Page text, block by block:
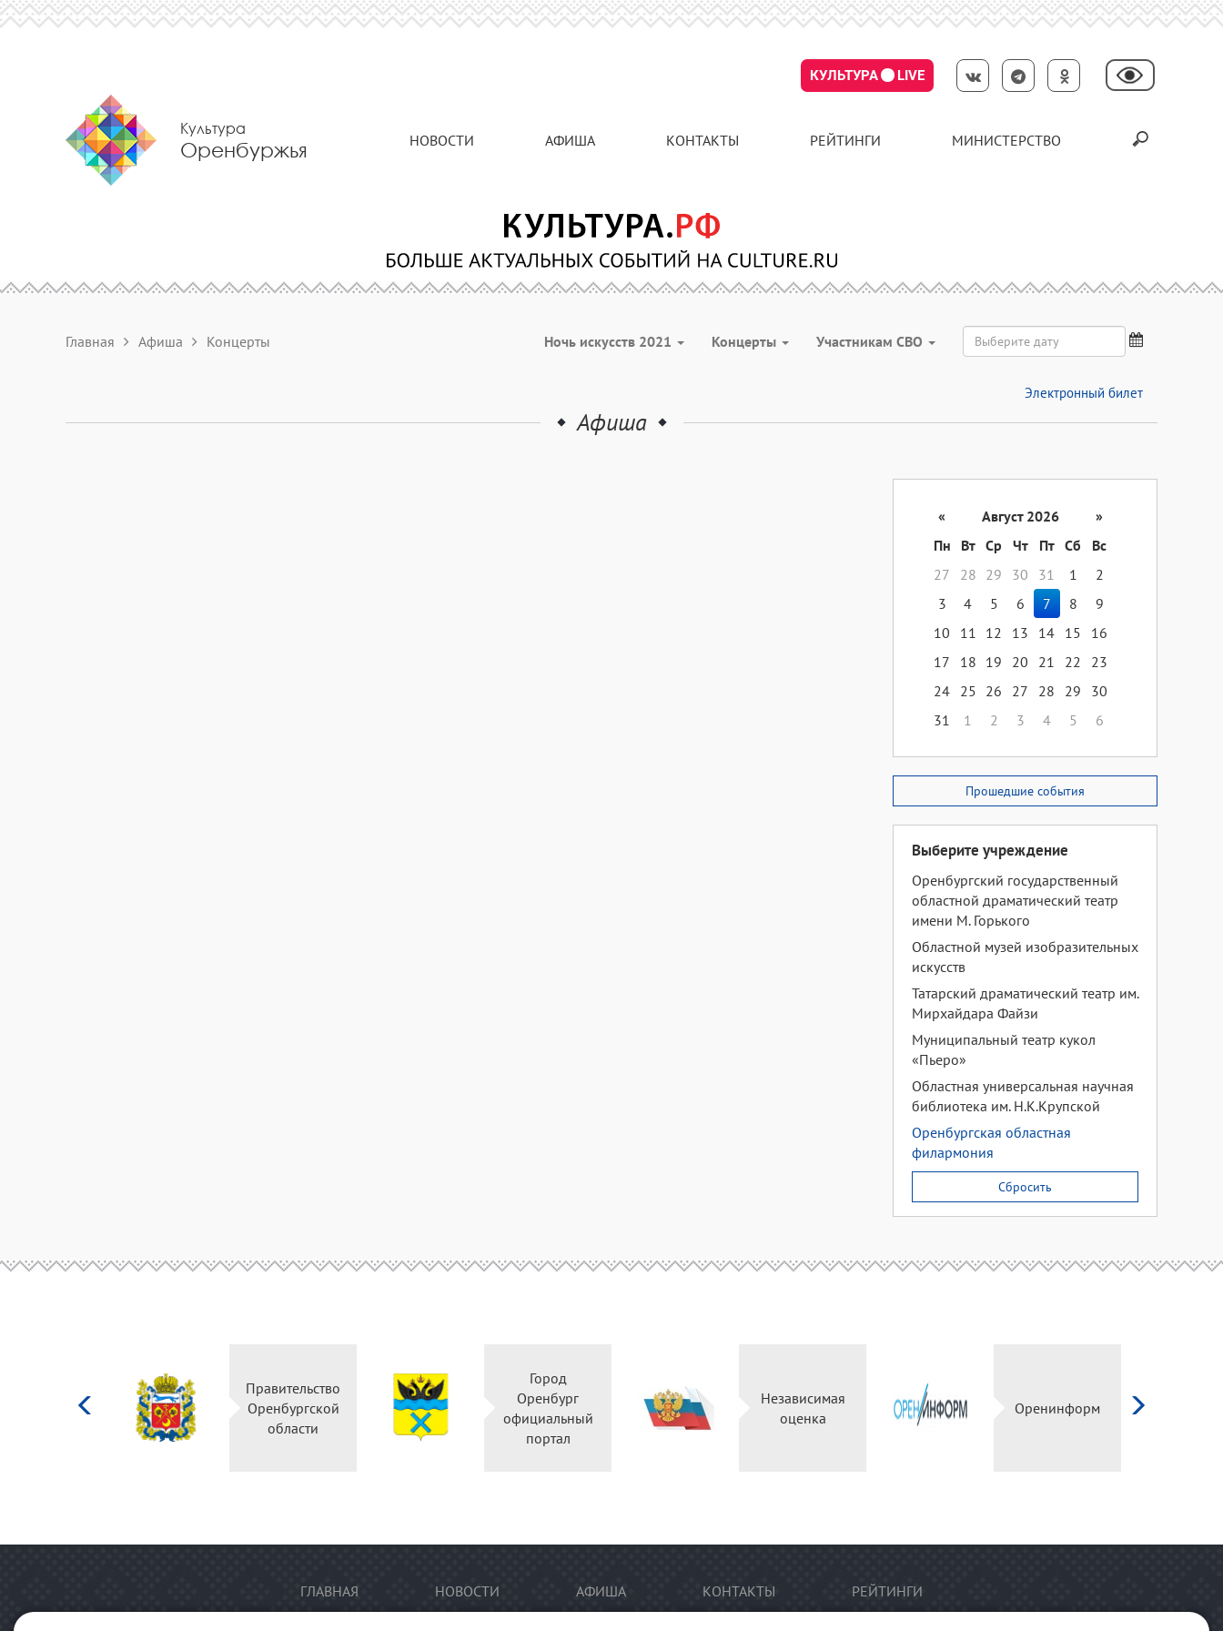
КУЛЬТУРА LIVE
Культура
Оренбуржья НОВОСТИ АФИША КОНТАКТЫ РЕЙТИНГИ МИНИСТЕРСТВО
Главная Афиша Концерты Ночь искусств 2021 Концерты Участникам СВО
Электронный билет
Афиша
« Август 2026
»
Пн
Вт Ср Чт Пт Сб
Вс
27
28 29 30 31 1
2
3
4 5 6 7 8
9
10
11 12 13 14 15
16
17
18 19 20 21 22
23
24 25 26 27 28 29
30
31
1 2 3 4 5 6
Прошедшие события
Выберите учреждение
Оренбургский государственный
областной драматический театр
имени М. Горького
Областной музей изобразительных
искусств
Татарский драматический театр им.
Мирхайдара Файзи
Муниципальный театр кукол
«Пьеро»
Областная универсальная научная
библиотека им. Н.К.Крупской
Оренбургская областная
филармония
Сбросить
Правительство
Оренбургской
области
Город
Оренбург
официальный
портал
Независимая
оценка
Оренинформ
ГЛАВНАЯ НОВОСТИ АФИША КОНТАКТЫ РЕЙТИНГИ